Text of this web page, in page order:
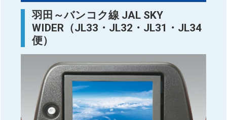
羽田～バンコク線 JAL SKY
WIDER（JL33・JL32・JL31・JL34
便）